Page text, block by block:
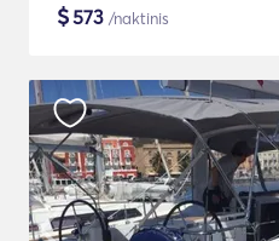
$573 /naktinis